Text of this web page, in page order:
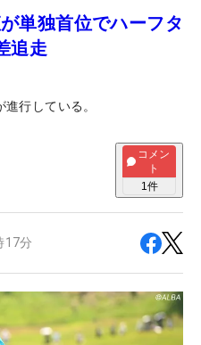
単独首位でハーフタ
追走
行している。
コメン
ト
1件
17分